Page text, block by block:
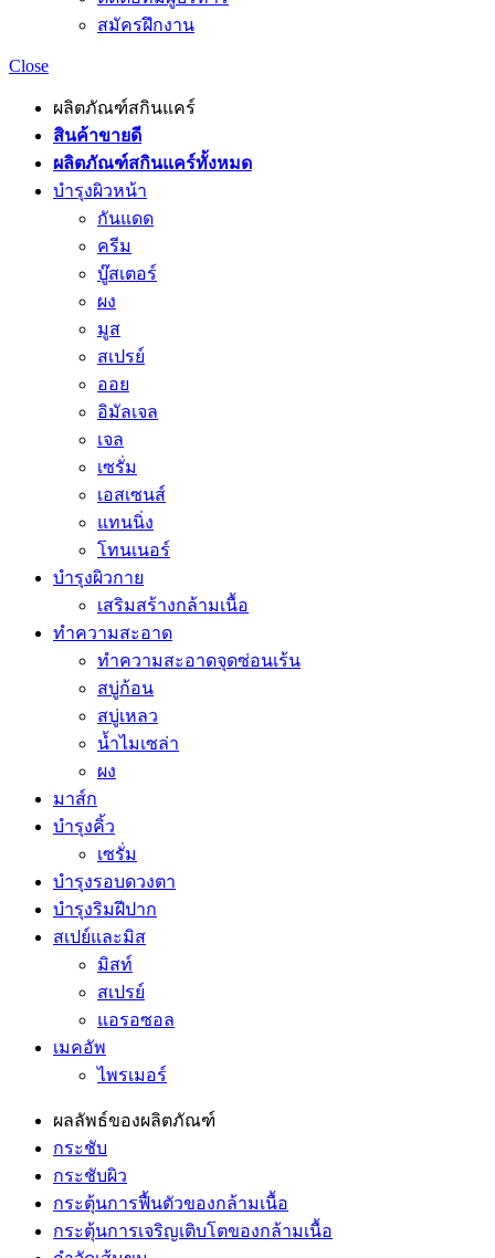
สมัครฝึกงาน
Close
ผลิตภัณฑ์สกินแคร์
สินค้าขายดี
ผลิตภัณฑ์สกินแคร์ทั้งหมด
บำรุงผิวหน้า
กันแดด
ครีม
บู๊สเตอร์
ผง
มูส
สเปรย์
ออย
อิมัลเจล
เจล
เซรั่ม
เอสเซนส์
แทนนิ่ง
โทนเนอร์
บำรุงผิวกาย
เสริมสร้างกล้ามเนื้อ
ทำความสะอาด
ทำความสะอาดจุดซ่อนเร้น
สบู่ก้อน
สบู่เหลว
น้ำไมเซล่า
ผง
มาส์ก
บำรุงคิ้ว
เซรั่ม
บำรุงรอบดวงตา
บำรุงริมฝีปาก
สเปย์และมิส
มิสท์
สเปรย์
แอรอซอล
เมคอัพ
ไพรเมอร์
ผลลัพธ์ของผลิตภัณฑ์
กระชับ
กระชับผิว
กระตุ้นการฟื้นตัวของกล้ามเนื้อ
กระตุ้นการเจริญเติบโตของกล้ามเนื้อ